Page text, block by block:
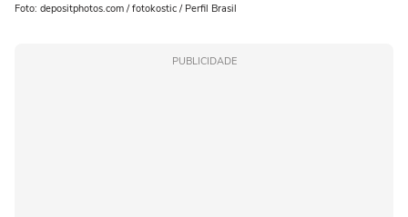
Foto: depositphotos.com / fotokostic / Perfil Brasil
PUBLICIDADE